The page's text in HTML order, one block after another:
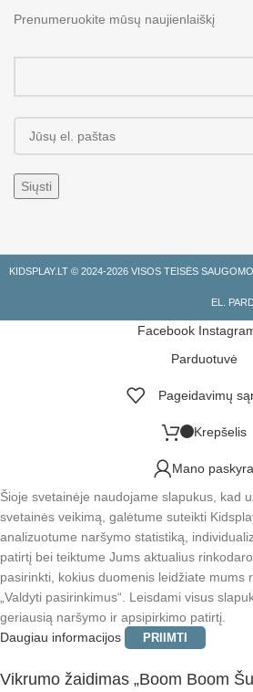
Prenumeruokite mūsų naujienlaiškį
KIDSPLAY.LT © 2024-2026 VISOS TEISĖS
EL.
Facebook
Parduotuvė
Pageidavimų
Krepšelis
Mano paskyra
Šioje svetainėje naudojame slapukus, kad
svetainės veikimą, galėtume suteikti
analizuotume naršymo statistiką,
patirtį bei teiktume Jums aktualius
pasirinkti, kokius duomenis leidžiate mums
„Valdyti pasirinkimus“. Leisdami visus
geriausią naršymo ir apsipirkimo patirtį.
Daugiau informacijos
PRIIMTI
Vikrumo žaidimas „Boom Boom